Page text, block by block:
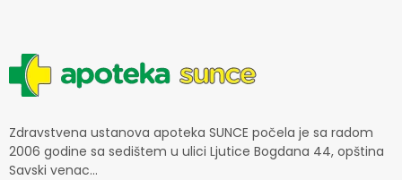
Zdravstvena ustanova apoteka SUNCE počela je sa radom
2006 godine sa sedištem u ulici Ljutice Bogdana 44, opština
Savski venac...